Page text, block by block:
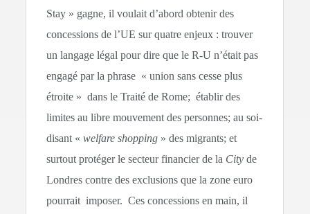
Stay » gagne, il voulait d’abord obtenir des
concessions de l’UE sur quatre enjeux : trouver
un langage légal pour dire que le R-U n’était pas
engagé par la phrase « union sans cesse plus
étroite » dans le Traité de Rome; établir des
limites au libre mouvement des personnes; au soi-
disant «welfare shopping » des migrants; et
surtout protéger le secteur financier de la City de
Londres contre des exclusions que la zone euro
pourrait imposer. Ces concessions en main, il